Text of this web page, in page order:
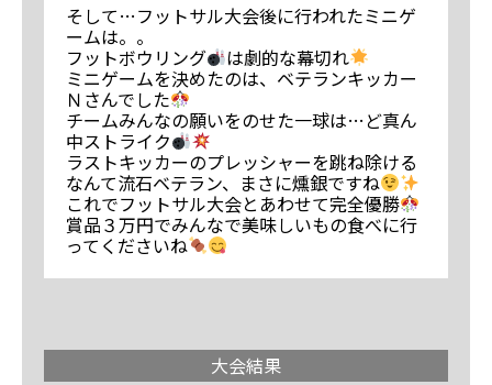
そして…フットサル大会後に行われたミニゲ
ームは。。
フットボウリング は劇的な幕切れ
ミニゲームを決めたのは、ベテランキッカー
Ｎさんでした
チームみんなの願いをのせた一球は…ど真ん
中ストライク
ラストキッカーのプレッシャーを跳ね除ける
なんて流石ベテラン、まさに燻銀ですね
これでフットサル大会とあわせて完全優勝
賞品３万円でみんなで美味しいもの食べに行
ってくださいね
大会結果